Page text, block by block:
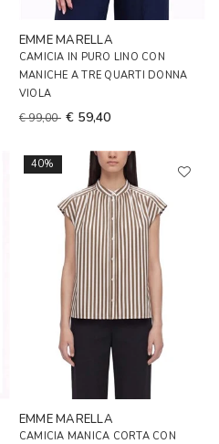
EMME MARELLA
CAMICIA IN PURO LINO CON
MANICHE A TRE QUARTI DONNA
VIOLA
€ 99,00 € 59,40
40%
EMME MARELLA
CAMICIA MANICA CORTA CON